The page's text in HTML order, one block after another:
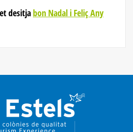
desitja bon Nadal i Feliç Any